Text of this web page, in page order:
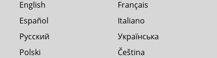
English
Français
Español
Italiano
Русский
Українська
Polski
Čeština